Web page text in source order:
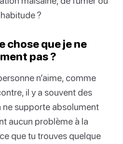
?
chose que je ne
pas ?
n’aime, comme
il y a souvent des
ne supporte absolument
aucun problème à la
que tu trouves quelque